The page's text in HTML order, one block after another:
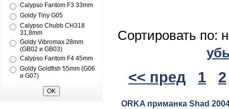
Calypso Fantom F3 33mm
Goldy Tiny G05
Calypso Chubb CH318
31,8mm
Goldy Vibromax 28mm
(GB02 и GB03)
Calypso Fantom F4 45mm
Goldy Goldfish 55mm (G06
и G07)
Сортировать по:
<< пред 1 2
ORKA приманка Shad